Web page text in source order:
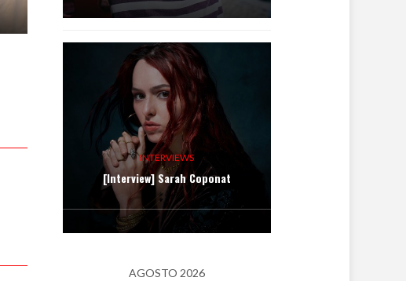
INTERVIEWS
[Interview] Sarah Coponat
AGOSTO 2026